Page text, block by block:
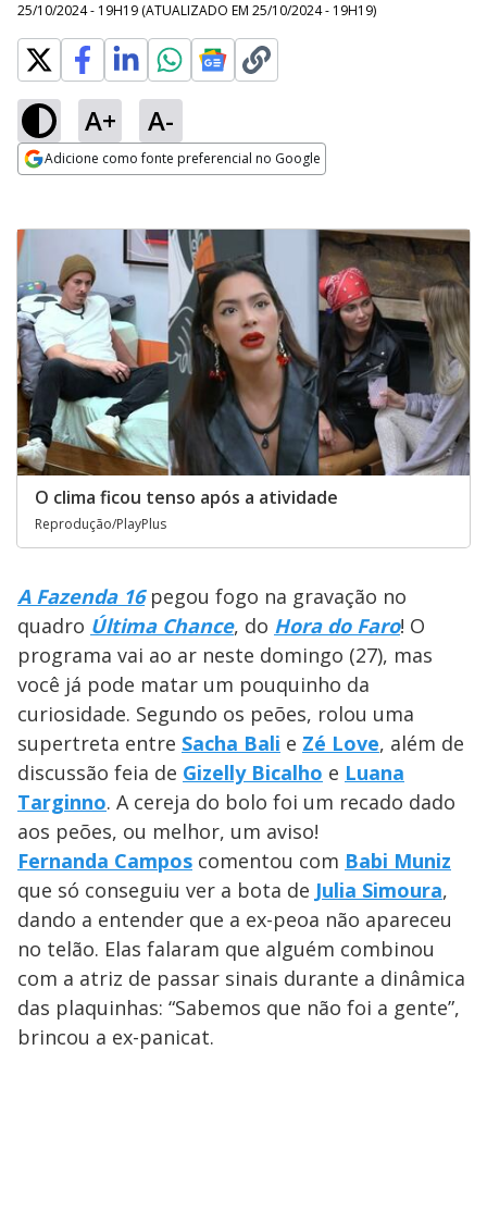
25/10/2024 - 19H19 (ATUALIZADO EM 25/10/2024 - 19H19)
A+ A-
Adicione como fonte preferencial no Google
O clima ficou tenso após a atividade
Reprodução/PlayPlus
A Fazenda 16pegou fogo na gravação no
quadro Última Chance, do Hora do Faro! O
programa vai ao ar neste domingo (27), mas
você já pode matar um pouquinho da
curiosidade. Segundo os peões, rolou uma
supertreta entre Sacha Bali e Zé Love, além de
discussão feia de Gizelly Bicalho e Luana
Targinno. A cereja do bolo foi um recado dado
aos peões, ou melhor, um aviso!
Fernanda Campos comentou com Babi Muniz
que só conseguiu ver a bota de Julia Simoura,
dando a entender que a ex-peoa não apareceu
no telão. Elas falaram que alguém combinou
com a atriz de passar sinais durante a dinâmica
das plaquinhas: “Sabemos que não foi a gente”,
brincou a ex-panicat.